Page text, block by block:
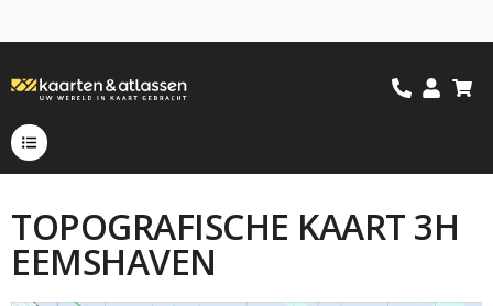
TOPOGRAFISCHE KAART 3H
EEMSHAVEN